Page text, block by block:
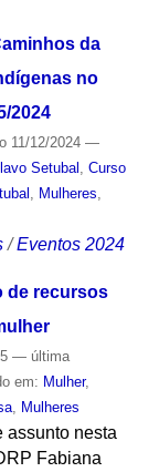
da
no
2024
11/12/2024 —
Setubal, Curso
, Mulheres,
/Eventos 2024
de recursos
— última
em: Mulher,
, Mulheres
assunto nesta
Fabiana